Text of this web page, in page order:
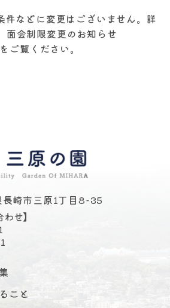
件などに変更はございません。詳
会制限変更のお知らせ
ご覧ください。
崎市三原1丁目8-35
せ】
こと